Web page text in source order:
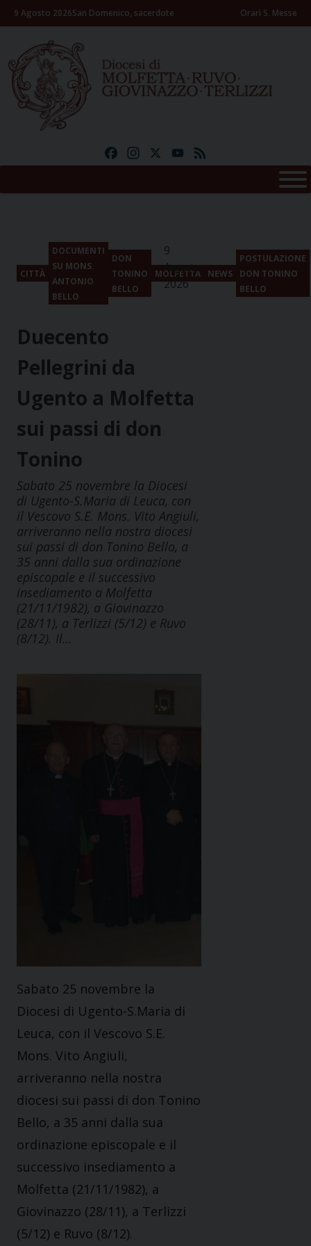
Skip9 Agosto 2026San Domenico, sacerdote Orari S. Messe
FacebookInstagramYouTube
CITTÀ
DOCUMENTI
SU MONS.
ANTONIO
BELLO
DON
TONINO
BELLO
MOLFETTA NEWS
POSTULAZIONE
DON TONINO
BELLO
9
Agosto
2026
Duecento
Pellegrini da
Ugento a Molfetta
sui passi di don
Tonino
Sabato 25 novembre la Diocesi
di Ugento-S.Maria di Leuca, con
il Vescovo S.E. Mons. Vito Angiuli,
arriveranno nella nostra diocesi
sui passi di don Tonino Bello, a
35 anni dalla sua ordinazione
episcopale e il successivo
insediamento a Molfetta
(21/11/1982), a Giovinazzo
(28/11), a Terlizzi (5/12) e Ruvo
(8/12). Il…
Sabato 25 novembre la
Diocesi di Ugento-S.Maria di
Leuca, con il Vescovo S.E.
Mons. Vito Angiuli,
arriveranno nella nostra
diocesi sui passi di don Tonino
Bello, a 35 anni dalla sua
ordinazione episcopale e il
successivo insediamento a
Molfetta (21/11/1982), a
Giovinazzo (28/11), a Terlizzi
(5/12) e Ruvo (8/12).